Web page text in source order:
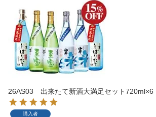
26AS03 出来たて新酒大満足セット720ml×6
購入者